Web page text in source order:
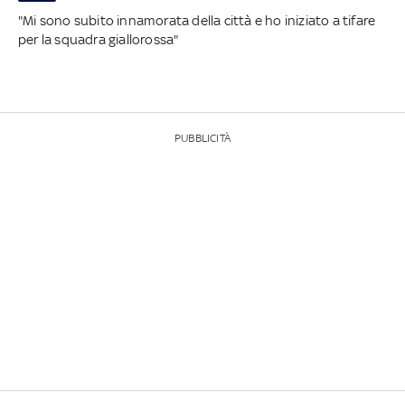
"Mi sono subito innamorata della città e ho iniziato a tifare
per la squadra giallorossa"
PUBBLICITÀ